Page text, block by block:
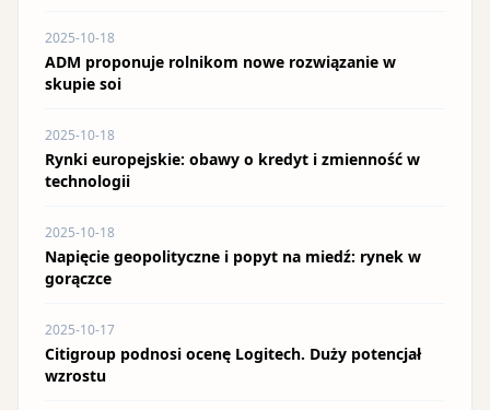
2025-10-18
ADM proponuje rolnikom nowe rozwiązanie w
skupie soi
2025-10-18
Rynki europejskie: obawy o kredyt i zmienność w
technologii
2025-10-18
Napięcie geopolityczne i popyt na miedź: rynek w
gorączce
2025-10-17
Citigroup podnosi ocenę Logitech. Duży potencjał
wzrostu